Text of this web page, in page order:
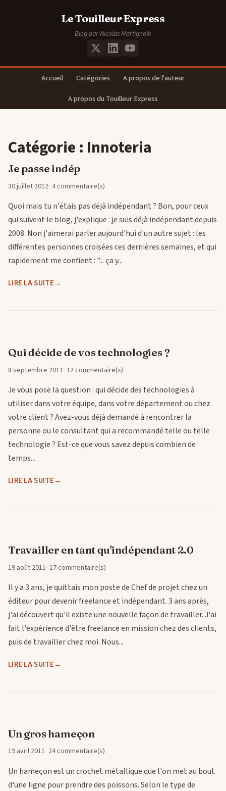
Le Touilleur Express
Blog par Nicolas Martignole
Accueil Catégories
A propos de l'auteur
A propos du Touilleur Express
Catégorie : Innoteria
Je passe indép
30 juillet 2012 4 commentaire(s)
Quoi mais tu n'étais pas déjà indépendant ? Bon, pour ceux
qui suivent le blog, j'explique : je suis déjà indépendant depuis
2008. Non j'aimerai parler aujourd'hui d'un autre sujet : les
différentes personnes croisées ces dernières semaines, et qui
rapidement me confient : "... ça y...
LIRE LA SUITE
Qui décide de vos technologies ?
8 septembre 2011 12 commentaire(s)
Je vous pose la question : qui décide des technologies à
utiliser dans votre équipe, dans votre département ou chez
votre client ? Avez-vous déjà demandé à rencontrer la
personne ou le consultant qui a recommandé telle ou telle
technologie ? Est-ce que vous savez depuis combien de
temps...
LIRE LA SUITE
Travailler en tant qu'indépendant 2.0
19 août 2011 17 commentaire(s)
Il y a 3 ans, je quittais mon poste de Chef de projet chez un
éditeur pour devenir freelance et indépendant. 3 ans après,
j'ai découvert qu'il existe une nouvelle façon de travailler. J'ai
fait l'expérience d'être freelance en mission chez des clients,
puis de travailler chez moi. Nous...
LIRE LA SUITE
Un gros hameçon
19 avril 2011 24 commentaire(s)
Un hameçon est un crochet métallique que l'on met au bout
d'une ligne pour prendre des poissons. Selon le type de